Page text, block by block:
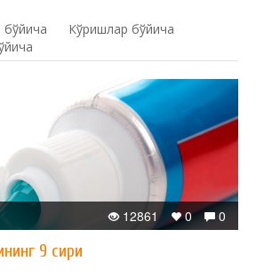
бўйича
Кўришлар бўйича
0
0
12861
9 сири